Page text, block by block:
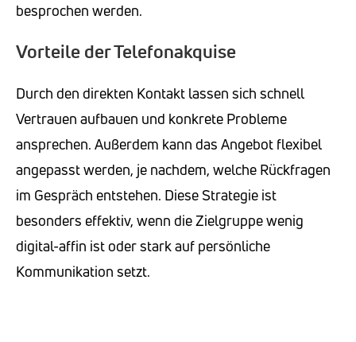
besprochen werden.
Vorteile der Telefonakquise
Durch den direkten Kontakt lassen sich schnell
Vertrauen aufbauen und konkrete Probleme
ansprechen. Außerdem kann das Angebot flexibel
angepasst werden, je nachdem, welche Rückfragen
im Gespräch entstehen. Diese Strategie ist
besonders effektiv, wenn die Zielgruppe wenig
digital-affin ist oder stark auf persönliche
Kommunikation setzt.